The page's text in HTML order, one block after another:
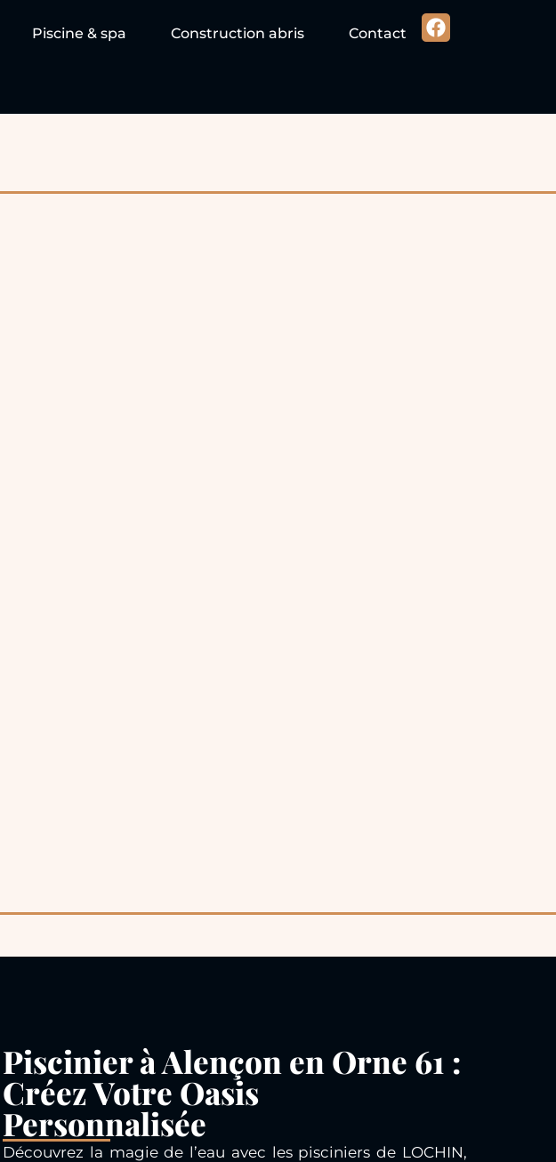
Piscine & spa Construction abris Contact
Piscinier à Alençon en Orne 61 :
Créez Votre Oasis
Personnalisée
Découvrez la magie de l’eau avec les pisciniers de LOCHIN,